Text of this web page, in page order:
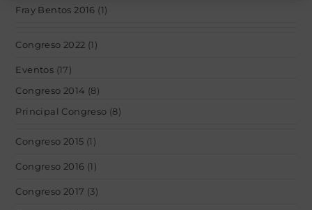
Fray Bentos 2016 (1)
Congreso 2022 (1)
Eventos (17)
Congreso 2014 (8)
Principal Congreso (8)
Congreso 2015 (1)
Congreso 2016 (1)
Congreso 2017 (3)